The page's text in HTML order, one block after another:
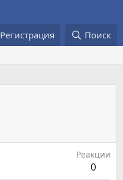
Регистрация Поиск
Реакции
0